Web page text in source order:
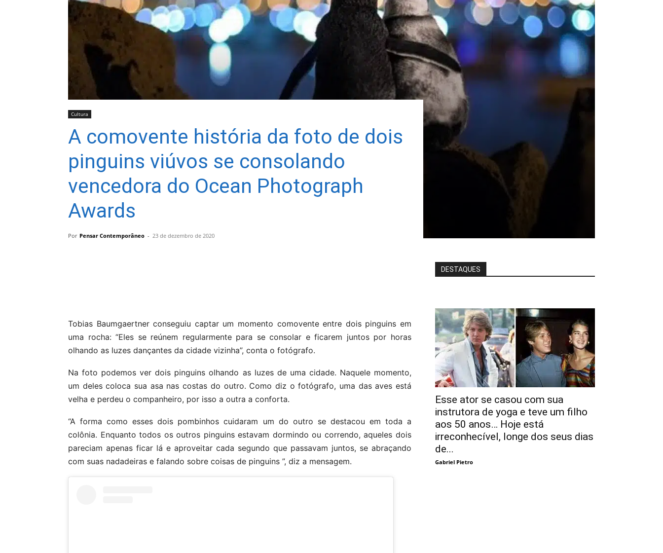
Cultura
A comovente história da foto de dois
pinguins viúvos se consolando
vencedora do Ocean Photograph
Awards
Por Pensar Contemporâneo - 23 de dezembro de 2020
Tobias Baumgaertner conseguiu captar um momento comovente entre dois pinguins em
uma rocha: “Eles se reúnem regularmente para se consolar e ficarem juntos por horas
olhando as luzes dançantes da cidade vizinha”, conta o fotógrafo.
Na foto podemos ver dois pinguins olhando as luzes de uma cidade. Naquele momento,
um deles coloca sua asa nas costas do outro. Como diz o fotógrafo, uma das aves está
velha e perdeu o companheiro, por isso a outra a conforta.
“A forma como esses dois pombinhos cuidaram um do outro se destacou em toda a
colônia. Enquanto todos os outros pinguins estavam dormindo ou correndo, aqueles dois
pareciam apenas ficar lá e aproveitar cada segundo que passavam juntos, se abraçando
com suas nadadeiras e falando sobre coisas de pinguins ”, diz a mensagem.
DESTAQUES
Esse ator se casou com sua
instrutora de yoga e teve um filho
aos 50 anos… Hoje está
irreconhecível, longe dos seus dias
de...
Gabriel Pietro